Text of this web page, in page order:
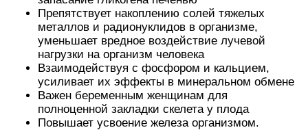
Препятствует накоплению солей тяжелых
металлов и радионуклидов в организме,
уменьшает вредное воздействие лучевой
нагрузки на организм человека
Взаимодействуя с фосфором и кальцием,
усиливает их эффекты в минеральном обмене
Важен беременным женщинам для
полноценной закладки скелета у плода
Повышает усвоение железа организмом.